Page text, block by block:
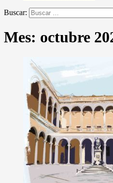
Buscar:
Mes: octubre